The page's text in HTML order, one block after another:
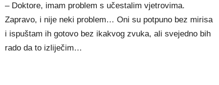
– Doktore, imam problem s učestalim vjetrovima.
Zapravo, i nije neki problem… Oni su potpuno bez mirisa
i ispuštam ih gotovo bez ikakvog zvuka, ali svejedno bih
rado da to izliječim…